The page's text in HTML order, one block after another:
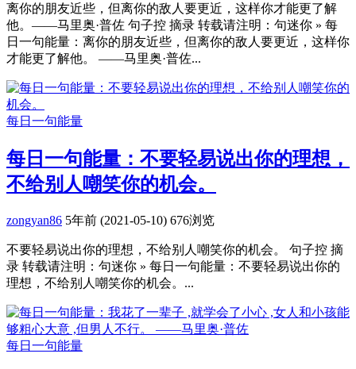
离你的朋友近些，但离你的敌人要更近，这样你才能更了解
他。——马里奥·普佐 句子控 摘录 转载请注明：句迷你 » 每
日一句能量：离你的朋友近些，但离你的敌人要更近，这样你
才能更了解他。 ——马里奥·普佐...
每日一句能量
每日一句能量：不要轻易说出你的理想，
不给别人嘲笑你的机会。
zongyan86 5年前 (2021-05-10) 676浏览
不要轻易说出你的理想，不给别人嘲笑你的机会。 句子控 摘
录 转载请注明：句迷你 » 每日一句能量：不要轻易说出你的
理想，不给别人嘲笑你的机会。...
每日一句能量